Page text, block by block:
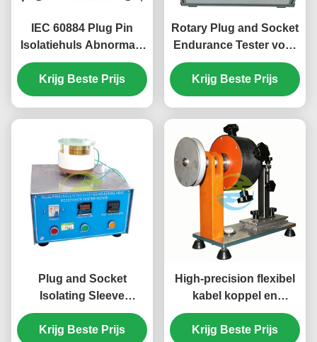
IEC 60884 Plug Pin
Isolatiehuls Abnormale
hittebestendigheidstestapparaat
voor
conformiteitstesten van
Krijg Beste Prijs
Rotary Plug and Socket
Endurance Tester voor
het testen van
breekcapaciteit en
levensduur
Krijg Beste Prijs
Plug and Socket
Isolating Sleeve
Abnormale
hitteweerstandstestapparatuur
Krijg Beste Prijs
High-precision flexibel
kabel koppel en
spanning tester voor
plug-socket
Krijg Beste Prijs